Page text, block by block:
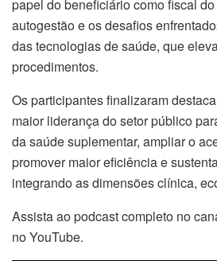
papel do beneficiário como fiscal
autogestão e os desafios
das tecnologias de saúde, que
procedimentos.
Os participantes finalizaram
maior liderança do setor público
da saúde suplementar, ampliar o
promover maior eficiência e
integrando as dimensões clínica,
Assista ao podcast completo no
no YouTube.